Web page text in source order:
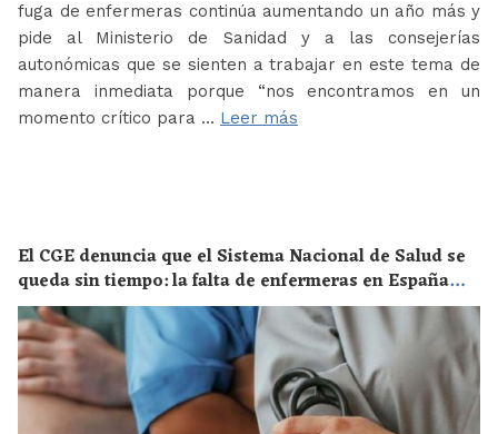
fuga de enfermeras continúa aumentando un año más y
pide al Ministerio de Sanidad y a las consejerías
autonómicas que se sienten a trabajar en este tema de
manera inmediata porque “nos encontramos en un
momento crítico para … Leer más
El CGE denuncia que el Sistema Nacional de Salud se
queda sin tiempo: la falta de enfermeras en España
supone un riesgo enorme para la salud de toda la
población